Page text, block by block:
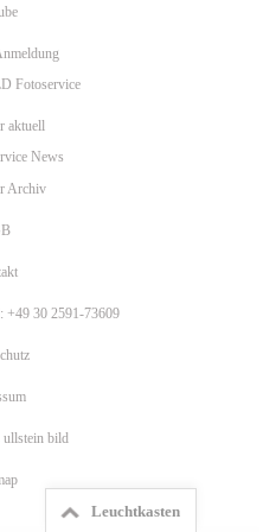
Fotoservice
aktuell
News
Archiv
+49 30 2591-73609
ullstein bild
Leuchtkasten